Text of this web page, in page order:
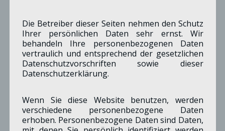
Die Betreiber dieser Seiten nehmen den Schutz
Ihrer persönlichen Daten sehr ernst. Wir
behandeln Ihre personenbezogenen Daten
vertraulich und entsprechend der gesetzlichen
Datenschutzvorschriften sowie dieser
Datenschutzerklärung.
Wenn Sie diese Website benutzen, werden
verschiedene personenbezogene Daten
erhoben. Personenbezogene Daten sind Daten,